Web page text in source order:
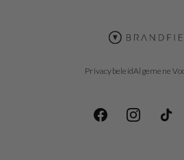
PrivacybeleidAlgemene
FacebookInstagramTikTok